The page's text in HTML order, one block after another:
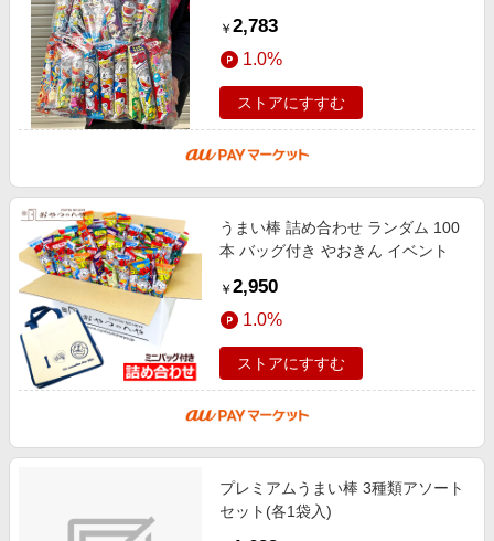
￥ 2,783
1.0%
ストアにすすむ
うまい棒 詰め合わせ ランダム 100
本 バッグ付き やおきん イベント
￥ 2,950
1.0%
ストアにすすむ
プレミアムうまい棒 3種類アソート
セット(各1袋入)